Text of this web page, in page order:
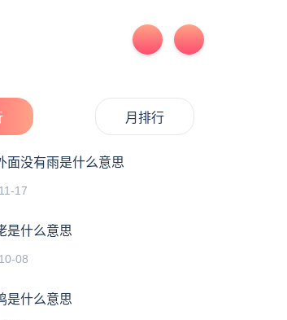
月排行
面没有雨是什么意思
17
是什么意思
08
是什么意思